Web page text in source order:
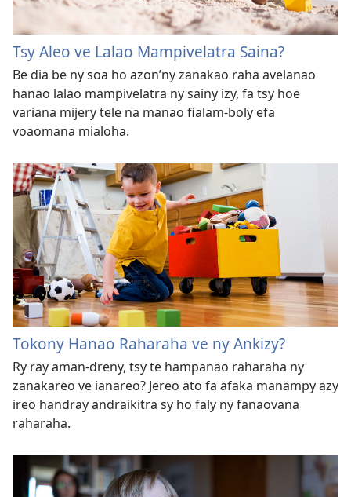
Tsy Aleo ve Lalao Mampivelatra Saina?
Be dia be ny soa ho azon’ny zanakao raha avelanao
hanao lalao mampivelatra ny sainy izy, fa tsy hoe
variana mijery tele na manao fialam-boly efa
voaomana mialoha.
Tokony Hanao Raharaha ve ny Ankizy?
Ry ray aman-dreny, tsy te hampanao raharaha ny
zanakareo ve ianareo? Jereo ato fa afaka manampy azy
ireo handray andraikitra sy ho faly ny fanaovana
raharaha.